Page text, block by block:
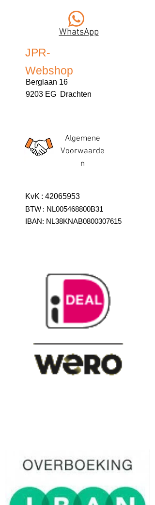
WhatsApp
JPR-
Webshop
Berglaan 16
9203 EG Drachten
Algemene
Voorwaarde
n
KvK : 42065953
BTW : NL005468800B31
IBAN: NL38KNAB0800307615